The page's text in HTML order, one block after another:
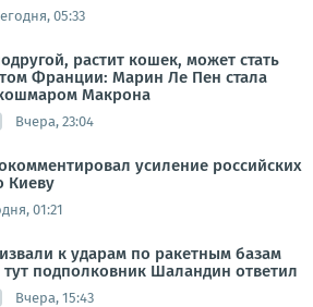
05:33
растит кошек, может стать
Франции: Марин Ле Пен стала
Макрона
Вчера, 23:04
усиление российских
Киеву
01:21
к ударам по ракетным базам
тут подполковник Шаландин ответил
Вчера, 15:43